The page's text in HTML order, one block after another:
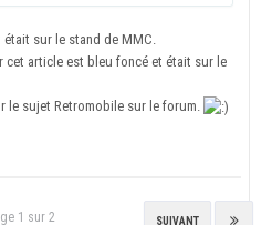
sur le stand de MMC.
article est bleu foncé et était sur le
le sujet Retromobile sur le forum.
SUIVANT
1 sur 2